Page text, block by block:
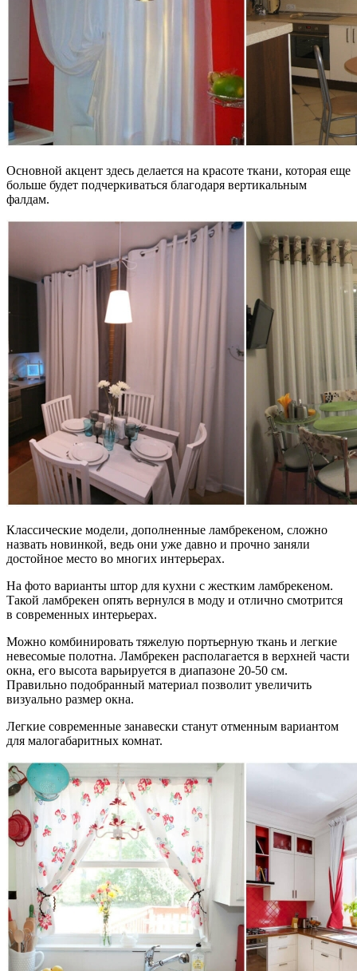
Основной акцент здесь делается на красоте ткани, которая еще
больше будет подчеркиваться благодаря вертикальным
фалдам.
Классические модели, дополненные ламбрекеном, сложно
назвать новинкой, ведь они уже давно и прочно заняли
достойное место во многих интерьерах.
На фото варианты штор для кухни с жестким ламбрекеном.
Такой ламбрекен опять вернулся в моду и отлично смотрится
в современных интерьерах.
Можно комбинировать тяжелую портьерную ткань и легкие
невесомые полотна. Ламбрекен располагается в верхней части
окна, его высота варьируется в диапазоне 20-50 см.
Правильно подобранный материал позволит увеличить
визуально размер окна.
Легкие современные занавески станут отменным вариантом
для малогабаритных комнат.